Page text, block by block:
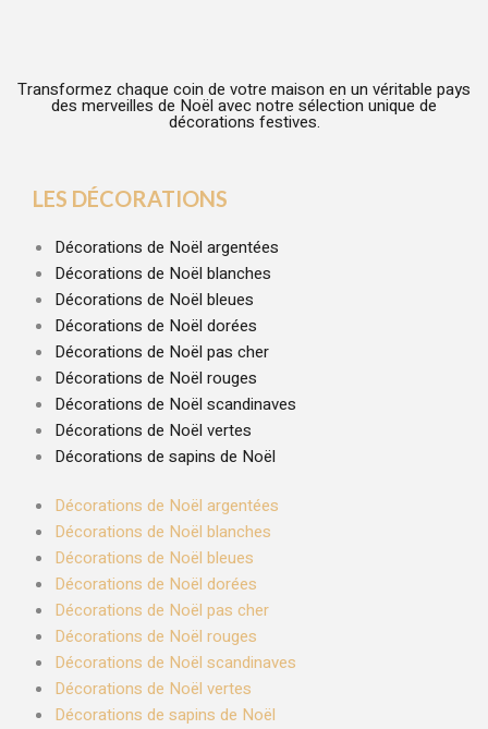
Transformez chaque coin de votre maison en un véritable pays
des merveilles de Noël avec notre sélection unique de
décorations festives.
LES DÉCORATIONS
Décorations de Noël argentées
Décorations de Noël blanches
Décorations de Noël bleues
Décorations de Noël dorées
Décorations de Noël pas cher
Décorations de Noël rouges
Décorations de Noël scandinaves
Décorations de Noël vertes
Décorations de sapins de Noël
Décorations de Noël argentées
Décorations de Noël blanches
Décorations de Noël bleues
Décorations de Noël dorées
Décorations de Noël pas cher
Décorations de Noël rouges
Décorations de Noël scandinaves
Décorations de Noël vertes
Décorations de sapins de Noël